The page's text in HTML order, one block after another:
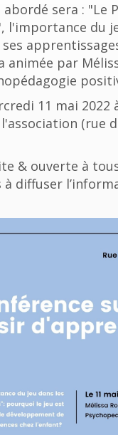
sera : "Le
l'importance du
animée par
11 mai 2022
(rue
& ouverte à
à diffuser